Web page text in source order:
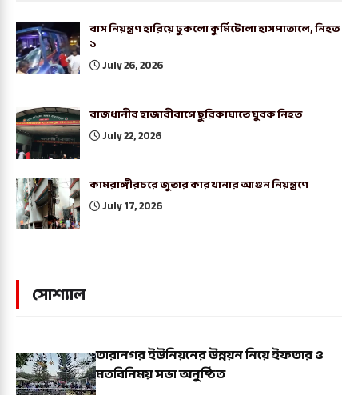
বাস নিয়ন্ত্রণ হারিয়ে ঢুকলো কুর্মিটোলা হাসপাতালে, নিহত
১
July 26, 2026
রাজধানীর হাজারীবাগে ছুরিকাঘাতে যুবক নিহত
July 22, 2026
কামরাঙ্গীরচরে জুতার কারখানার আগুন নিয়ন্ত্রণে
July 17, 2026
সোশ্যাল
তারানগর ইউনিয়নের উন্নয়ন নিয়ে ইফতার ও
মতবিনিময় সভা অনুষ্ঠিত